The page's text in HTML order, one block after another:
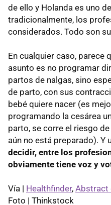
de ello y Holanda es uno
tradicionalmente, los
considerados. Todo son
En cualquier caso, parece
asunto es no programar
partos de nalgas, sino
de parto, con sus
bebé quiere nacer (es
programando la cesárea
parto, se corre el riesgo
aún no está preparado). Y
decidir, entre los
obviamente tiene voz y
Vía | Healthfinder, Abstract
Foto | Thinkstock